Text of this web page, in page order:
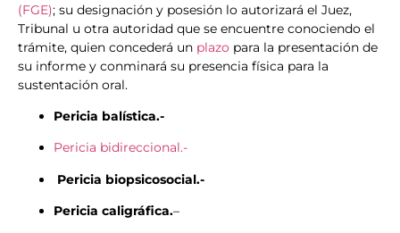
(FGE); su designación y posesión lo autorizará el Juez,
Tribunal u otra autoridad que se encuentre conociendo el
trámite, quien concederá un plazo para la presentación de
su informe y conminará su presencia física para la
sustentación oral.
Pericia balística.-
Pericia bidireccional.-
Pericia biopsicosocial.-
Pericia caligráfica.–